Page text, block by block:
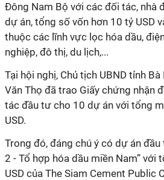
Đông Nam Bộ với các đối tác, nhà
dự án, tổng số vốn hơn 10 tỷ USD
thuộc các lĩnh vực lọc hóa dầu,
nghiệp, đô thị, du lịch,...
Tại hội nghị, Chủ tịch UBND tỉnh Bà
Văn Thọ đã trao Giấy chứng nhận
tác đầu tư cho 10 dự án với tổng
USD.
Trong đó, đáng chú ý có dự án
2 - Tổ hợp hóa dầu miền Nam”
USD của The Siam Cement Public